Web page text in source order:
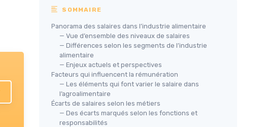
SOMMAIRE
Panorama des salaires dans l’industrie alimentaire
— Vue d’ensemble des niveaux de salaires
— Différences selon les segments de l’industrie
alimentaire
— Enjeux actuels et perspectives
Facteurs qui influencent la rémunération
— Les éléments qui font varier le salaire dans
l’agroalimentaire
Écarts de salaires selon les métiers
— Des écarts marqués selon les fonctions et
responsabilités